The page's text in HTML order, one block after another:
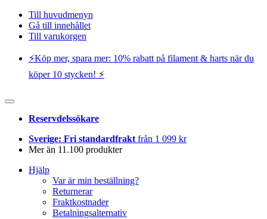
Till huvudmenyn
Gå till innehållet
Till varukorgen
⚡️Köp mer, spara mer: 10% rabatt på filament & harts när du
köper 10 stycken! ⚡️
Reservdelssökare
Sverige: Fri standardfrakt från 1 099 kr
Mer än 11.100 produkter
Hjälp
Var är min beställning?
Returnerar
Fraktkostnader
Betalningsalternativ